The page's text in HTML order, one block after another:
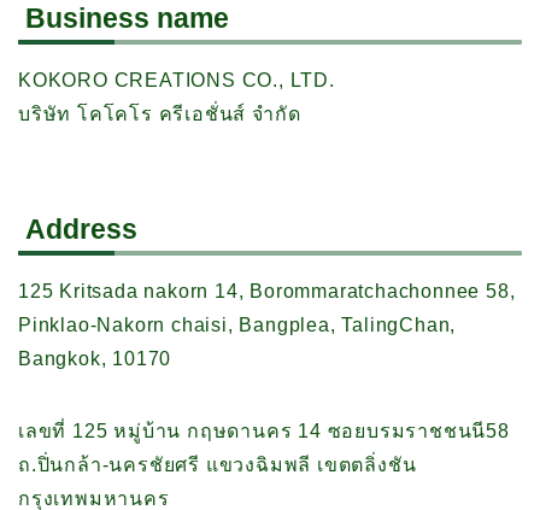
Business name
KOKORO CREATIONS CO., LTD.
บริษัท โคโคโร ครีเอชั่นส์ จำกัด
Address
125 Kritsada nakorn 14, Borommaratchachonnee 58,
Pinklao-Nakorn chaisi, Bangplea, TalingChan,
Bangkok, 10170
เลขที่ 125 หมู่บ้าน กฤษดานคร 14 ซอยบรมราชชนนี58
ถ.ปิ่นกล้า-นครชัยศรี แขวงฉิมพลี เขตตลิ่งชัน
กรุงเทพมหานคร